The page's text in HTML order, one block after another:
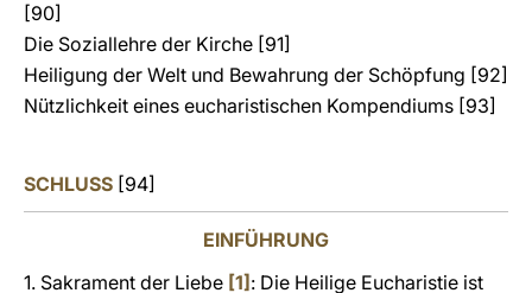
[90]
Die Soziallehre der Kirche [91]
Heiligung der Welt und Bewahrung der Schöpfung [92]
Nützlichkeit eines eucharistischen Kompendiums [93]
SCHLUSS [94]
EINFÜHRUNG
1. Sakrament der Liebe [1] : Die Heilige Eucharistie ist